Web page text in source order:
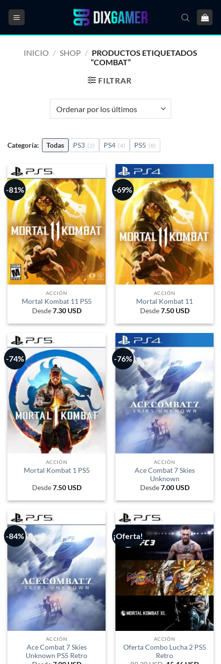
INICIO / SHOP / PRODUCTOS ETIQUETADOS
“COMBAT”
FILTRAR
Categoría: Todas PS3 (2) PS4 (4) PS5 (8)
-81%
ACCIÓN
Mortal Kombat 11 PS5
Desde7.30 USD
-69%
ACCIÓN
Mortal Kombat 11
Desde7.50 USD
-74%
ACCIÓN
Mortal Kombat 1 PS5
Desde7.50 USD
-76%
ACCIÓN
Ace Combat 7 Skies
Unknown
Desde7.00 USD
-84%
ACCIÓN
Ace Combat 7 Skies
Unknown PS5 Retro
¡Oferta!
ACCIÓN
Oferta Combo Lucha 2 PS5
Retro